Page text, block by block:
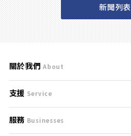
新聞列表
關於我們 About
刊登規範
服務條款
支援 Service
支援中心
服務 Businesses